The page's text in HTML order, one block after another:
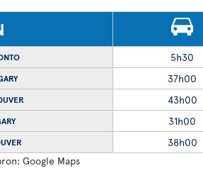
5h30
37h00
43h00
31h00
38h00
Google Maps